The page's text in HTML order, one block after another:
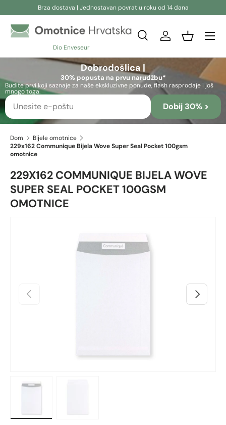
Brza dostava | Jednostavan povrat u roku od 14 dana
Dio Enveseur
Pretraživanje
Pretraživanje
Pretraživanje
PrijavaKošara
Dobrodošlica |
30% popusta na prvu narudžbu*
Budite prvi koji saznaje za naše ekskluzivne ponude, flash rasprodaje i još
mnogo toga.
Dobij 30% >
Dom
Bijele omotnice
229x162 Communique Bijela Wove Super Seal Pocket 100gsm
omotnice
229X162 COMMUNIQUE BIJELA WOVE
SUPER SEAL POCKET 100GSM
OMOTNICE
Prethodno Sljedeći